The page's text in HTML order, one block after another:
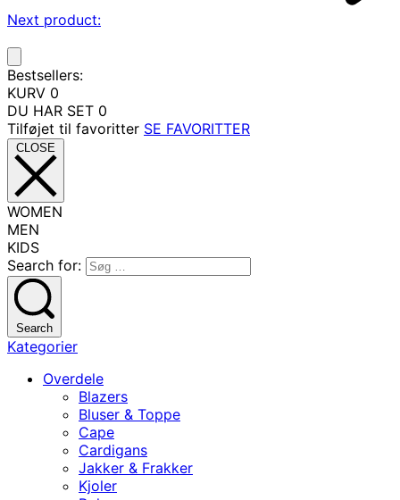
Next product:
Bestsellers:
KURV 0
DU HAR SET 0
Tilføjet til favoritter SE FAVORITTER
CLOSE
WOMEN
MEN
KIDS
Search for:
Search
Kategorier
Overdele
Blazers
Bluser & Toppe
Cape
Cardigans
Jakker & Frakker
Kjoler